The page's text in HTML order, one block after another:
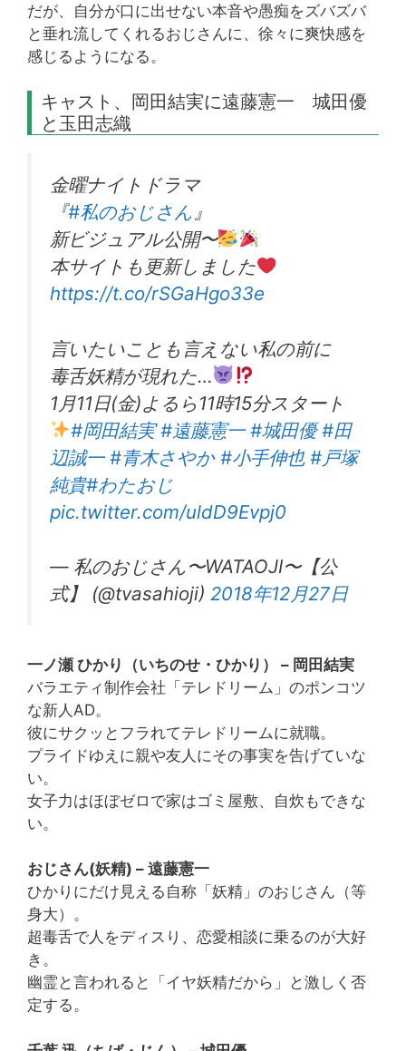
だが、自分が口に出せない本音や愚痴をズバズバ
と垂れ流してくれるおじさんに、徐々に爽快感を
感じるようになる。
キャスト、岡田結実に遠藤憲一 城田優
と玉田志織
金曜ナイトドラマ
『#私のおじさん』
新ビジュアル公開〜
本サイトも更新しました
https://t.co/rSGaHgo33e
言いたいことも言えない私の前に
毒舌妖精が現れた…
1月11日(金)よるら11時15分スタート
#岡田結実 #遠藤憲一 #城田優 #田
辺誠一 #青木さやか #小手伸也 #戸塚
純貴#わたおじ
pic.twitter.com/uldD9Evpj0
— 私のおじさん〜WATAOJI〜【公
式】 (@tvasahioji) 2018年12月27日
一ノ瀬 ひかり（いちのせ・ひかり） – 岡田結実
バラエティ制作会社「テレドリーム」のポンコツ
な新人AD。
彼にサクッとフラれてテレドリームに就職。
プライドゆえに親や友人にその事実を告げていな
い。
女子力はほぼゼロで家はゴミ屋敷、自炊もできな
い。
おじさん(妖精) – 遠藤憲一
ひかりにだけ見える自称「妖精」のおじさん（等
身大）。
超毒舌で人をディスり、恋愛相談に乗るのが大好
き。
幽霊と言われると「イヤ妖精だから」と激しく否
定する。